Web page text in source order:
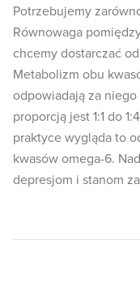
Potrzebujemy
Równowaga
chcemy dostarczać
Metabolizm obu
odpowiadają za
proporcją jest 1:1 do
praktyce wygląda to
kwasów omega-6.
depresjom i stanom